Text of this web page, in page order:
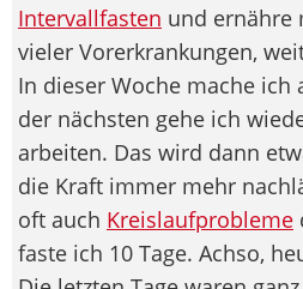
Intervallfasten und ernähre
vieler Vorerkrankungen,
In dieser Woche mache ich
der nächsten gehe ich
arbeiten. Das wird dann
die Kraft immer mehr
oft auch Kreislaufprobleme
faste ich 10 Tage. Achso,